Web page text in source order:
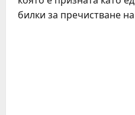
билки за пречистване